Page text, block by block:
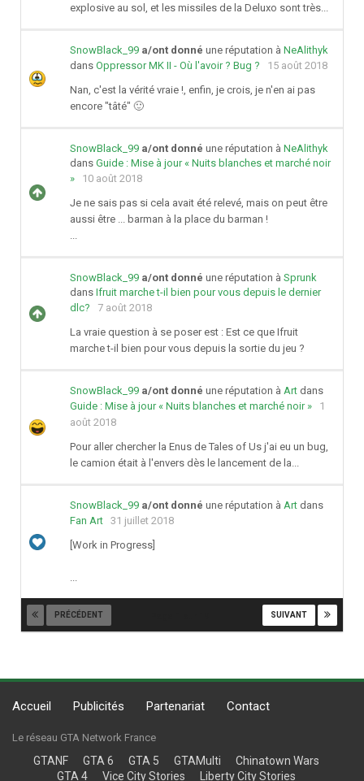
explosive au sol, et les missiles de la Deluxo sont très...
SnowBlack_99 a/ont donné une réputation à NeAlithyk
dans Oppressor MK II - Où l'avoir ? Bug ?
15 août 2018
Nan, c'est la vérité vraie !, enfin, je crois, je n'en ai pas
encore "tâté" 🙂
SnowBlack_99 a/ont donné une réputation à NeAlithyk
dans Guide : Mise à jour « Nuits blanches et marché noir
»
10 août 2018
Je ne sais pas si cela avait été relevé, mais on peut être
aussi être ... barman à la place du barman !
...
SnowBlack_99 a/ont donné une réputation à Sprunk
dans Ifruit marche t-il bien pour vous depuis le dernier
dlc?
7 août 2018
La vraie question à se poser est : Est ce que Ifruit
marche t-il bien pour vous depuis la sortie du jeu ?
SnowBlack_99 a/ont donné une réputation à Art dans
Guide : Mise à jour « Nuits blanches et marché noir »
1
août 2018
Pour aller chercher la Enus de Tales of Us j'ai eu un bug,
le camion était à l'envers dès le lancement de la...
SnowBlack_99 a/ont donné une réputation à Art dans
Fan Art 31 juillet 2018
[Work in Progress]
...
PRÉCÉDENT SUIVANT
Accueil Publicités Partenariat Contact
Le réseau GTA Network France
GTANF GTA 6 GTA 5 GTAMulti
Chinatown Wars
GTA 4
Vice City Stories Liberty City Stories